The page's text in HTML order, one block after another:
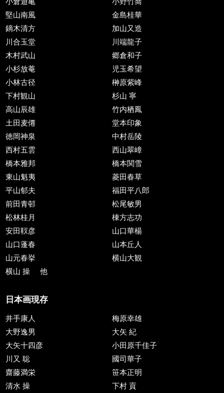
堅山南風
金島桂華
鏑木清方
加山又造
川合玉堂
川端龍子
木村武山
郷倉和子
小杉放菴
児玉希望
小林古径
榊原紫峰
下村観山
杉山 寧
高山辰雄
竹内栖鳳
土田麦僊
堂本印象
徳岡神泉
中村岳陵
西村五雲
西山翠嶂
橋本雅邦
橋本関雪
東山魁夷
菱田春草
平山郁夫
福田平八郎
前田青邨
松尾敏男
松林桂月
棟方志功
安田靫彦
山口華楊
山口蓬春
山本丘人
山元春挙
横山大観
横山 操
他
日本画現存
井手康人
梅原幸雄
大野逸男
大矢 紀
大矢十四彦
小田原千佳子
川又 聡
國司華子
齋藤満栄
笹本正明
清水 操
下村 貢